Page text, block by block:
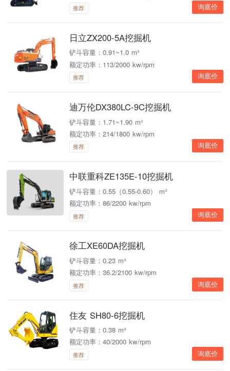
推荐 询底价
日立ZX200-5A挖掘机
铲斗容量：0.91~1.0 m³
额定功率：113/2000 kw/rpm
推荐 询底价
迪万伦DX380LC-9C挖掘机
铲斗容量：1.71~1.90 m³
额定功率：214/1800 kw/rpm
推荐 询底价
中联重科ZE135E-10挖掘机
铲斗容量：0.55（0.55-0.60） m³
额定功率：86/2200 kw/rpm
推荐 询底价
徐工XE60DA挖掘机
铲斗容量：0.23 m³
额定功率：36.2/2100 kw/rpm
推荐 询底价
住友 SH80-6挖掘机
铲斗容量：0.38 m³
额定功率：40/2000 kw/rpm
推荐 询底价